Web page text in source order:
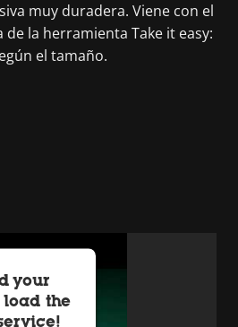
muy duradera. Viene con el
la herramienta Take it easy:
el tamaño.
your
load the